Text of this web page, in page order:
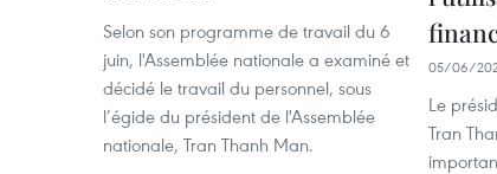
Selon son programme de travail du 6
juin, l'Assemblée nationale a examiné et
décidé le travail du personnel, sous
l’égide du président de l'Assemblée
nationale, Tran Thanh Man.
05/06/
Le
Tran